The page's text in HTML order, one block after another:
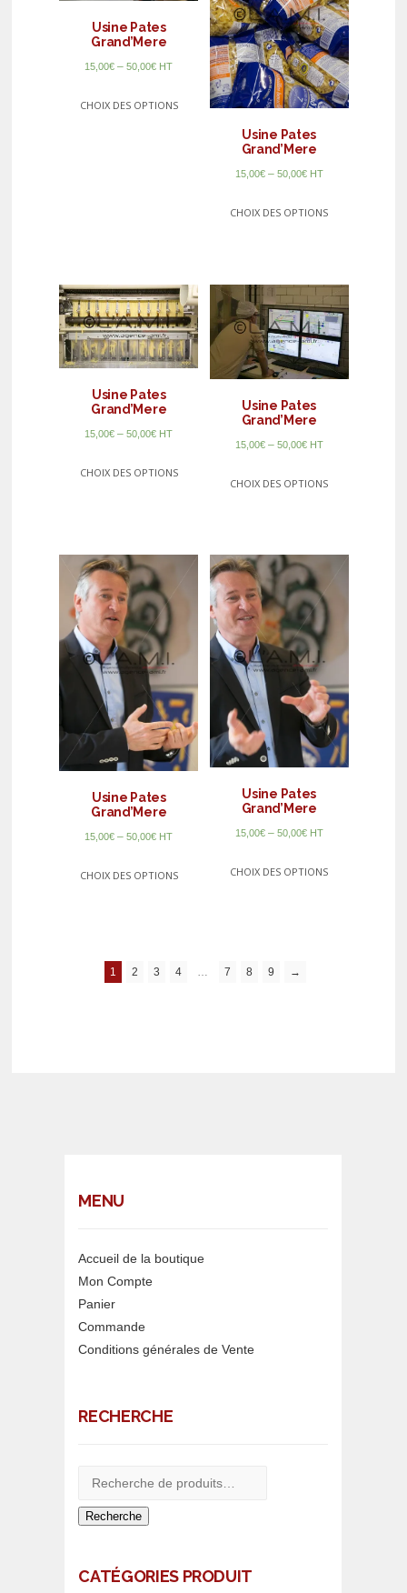
Usine Pates
Grand’Mere
15,00€ –50,00€ HT
CHOIX DES OPTIONS
Usine Pates
Grand’Mere
15,00€– 50,00€ HT
CHOIX DES OPTIONS
Usine Pates
Grand’Mere
15,00€ –50,00€ HT
CHOIX DES OPTIONS
Usine Pates
Grand’Mere
15,00€– 50,00€ HT
CHOIX DES OPTIONS
Usine Pates
Grand’Mere
15,00€ –50,00€ HT
CHOIX DES OPTIONS
Usine Pates
Grand’Mere
15,00€– 50,00€ HT
CHOIX DES OPTIONS
1 2 3 4 7 8 9 →
MENU
Accueil de la boutique
Mon Compte
Panier
Commande
Conditions générales de Vente
RECHERCHE
Recherche
CATÉGORIES PRODUIT